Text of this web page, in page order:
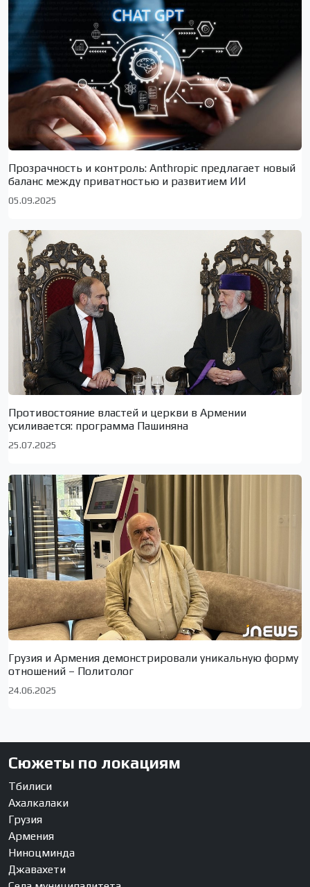
Прозрачность и контроль: Anthropic предлагает новый
баланс между приватностью и развитием ИИ
05.09.2025
Противостояние властей и церкви в Армении
усиливается: программа Пашиняна
25.07.2025
Грузия и Армения демонстрировали уникальную форму
отношений – Политолог
24.06.2025
Сюжеты по локациям
Тбилиси
Ахалкалаки
Грузия
Армения
Ниноцминда
Джавахети